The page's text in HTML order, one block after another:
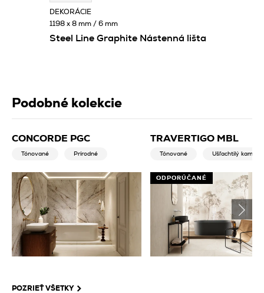
Steel Line Graphite Nástenná lišta
DEKORÁCIE
1198 x 8 mm / 6 mm
Podobné kolekcie
CONCORDE PGC
Tónované Prírodné
TRAVERTIGO MBL
Tónované Ušľachtilý kameň
ODPORÚČANÉ
POZRIEŤ VŠETKY